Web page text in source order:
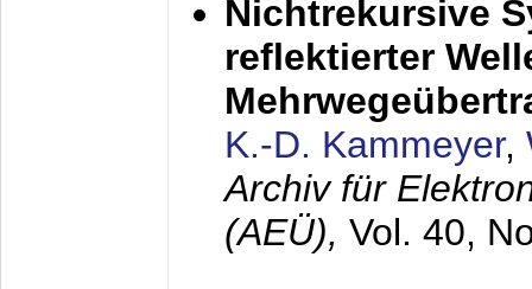
Nichtrekursive
reflektierter
K.-D. Kammeyer,
Archiv für
(AEÜ), Vol. 40,